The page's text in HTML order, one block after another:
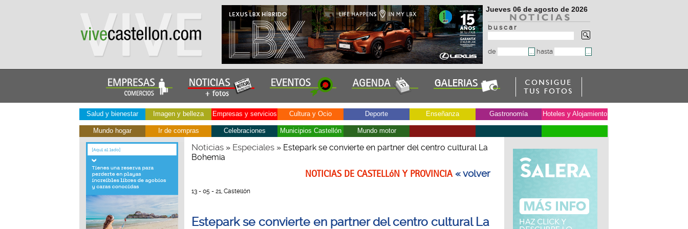
Jueves 06 de agosto de 2026
b u s c a r
de hasta
Salud y bienestar Imagen y belleza Empresas y servicios Cultura y Ocio Deporte Enseñanza Gastronomía Hoteles y Alojamiento
Mundo hogar Ir de compras Celebraciones Municipios Castellón Mundo motor
Noticias» Especiales» Estepark se convierte en partner del centro cultural La
Bohemia
NOTICIAS DE CASTELLóN Y PROVINCIA« volver
13 - 05 - 21, Castellón
Estepark se convierte en partner del centro cultural La